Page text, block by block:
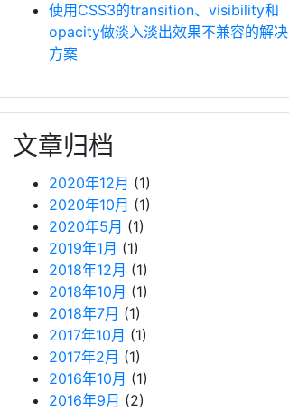
使用CSS3的transition、visibility和
opacity做淡入淡出效果不兼容的解决
方案
文章归档
2020年12月 (1)
2020年10月 (1)
2020年5月 (1)
2019年1月 (1)
2018年12月 (1)
2018年10月 (1)
2018年7月 (1)
2017年10月 (1)
2017年2月 (1)
2016年10月 (1)
2016年9月 (2)